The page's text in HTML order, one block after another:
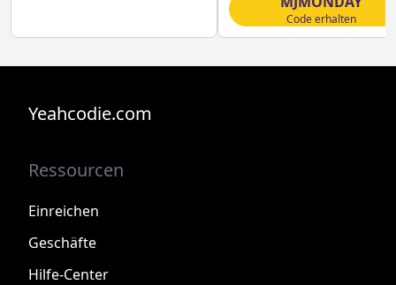
Code erhalten
Yeahcodie.com
Ressourcen
Einreichen
Geschäfte
Hilfe-Center